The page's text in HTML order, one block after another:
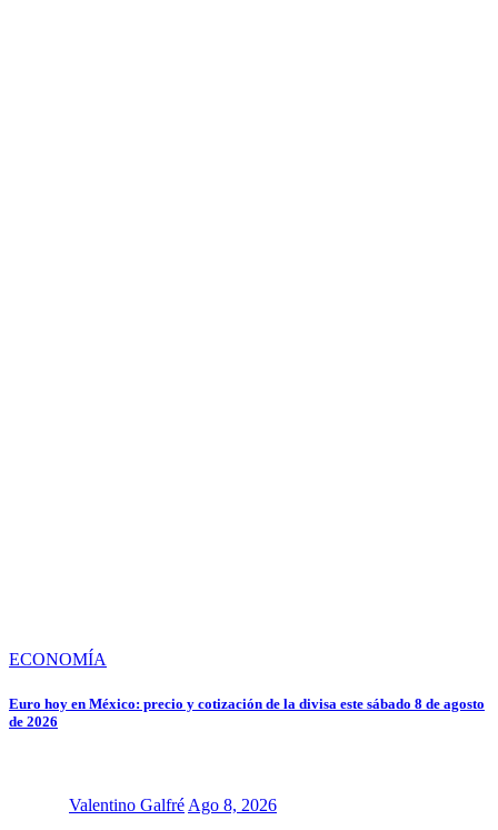
ECONOMÍA
Euro hoy en México: precio y cotización de la divisa este sábado 8 de agosto
de 2026
Valentino Galfré Ago 8, 2026